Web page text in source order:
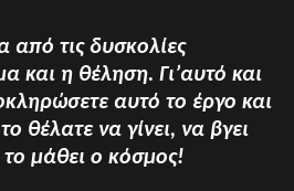
από τις δυσκολίες
και η θέληση. Γι’αυτό και
αυτό το έργο και
θέλατε να γίνει, να βγει
μάθει ο κόσμος!